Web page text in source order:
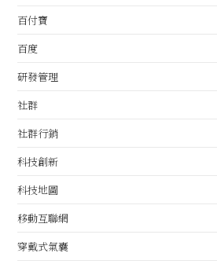
百付寶
百度
研發管理
社群
社群行銷
科技創新
科技地圖
移動互聯網
穿戴式氣囊